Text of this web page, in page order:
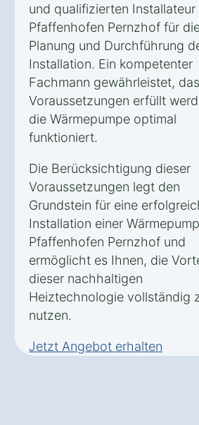
und qualifizierten Installateur
Pfaffenhofen Pernzhof für
Planung und Durchführung
Installation. Ein kompetenter
Fachmann gewährleistet,
Voraussetzungen erfüllt
die Wärmepumpe optimal
funktioniert.
Die Berücksichtigung dieser
Voraussetzungen legt den
Grundstein für eine
Installation einer
Pfaffenhofen Pernzhof und
ermöglicht es Ihnen, die
dieser nachhaltigen
Heiztechnologie vollständig
nutzen.
Jetzt Angebot erhalten